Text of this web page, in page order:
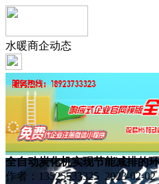
水暖商企动态
全自动炭化机实现节能减排的
作者：13525533325 2023-02-